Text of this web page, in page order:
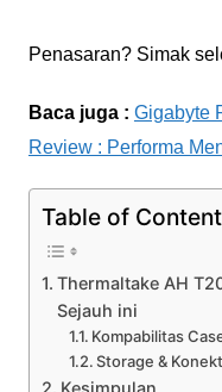
Penasaran? Simak
Baca juga : Gigabyte
Review : Performa
Table of
Thermaltake AH
Sejauh ini
Kompabilitas
Storage &
Kesimpulan